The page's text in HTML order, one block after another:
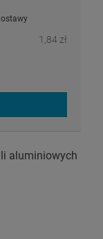
1,84 zł
aluminiowych